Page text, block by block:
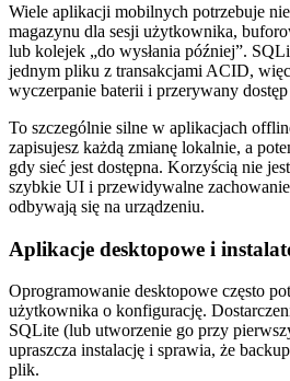
Wiele aplikacji mobilnych potrzebuje
magazynu dla sesji użytkownika,
lub kolejek „do wysłania później”.
jednym pliku z transakcjami ACID,
wyczerpanie baterii i przerywany
To szczególnie silne w aplikacjach
zapisujesz każdą zmianę lokalnie, a
gdy sieć jest dostępna. Korzyścią nie
szybkie UI i przewidywalne
odbywają się na urządzeniu.
Aplikacje desktopowe i
Oprogramowanie desktopowe często
użytkownika o konfigurację.
SQLite (lub utworzenie go przy
upraszcza instalację i sprawia, że
plik.